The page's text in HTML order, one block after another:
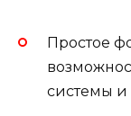
Простое
системы и